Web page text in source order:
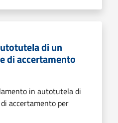
di un
di accertamento
in autotutela di
accertamento per